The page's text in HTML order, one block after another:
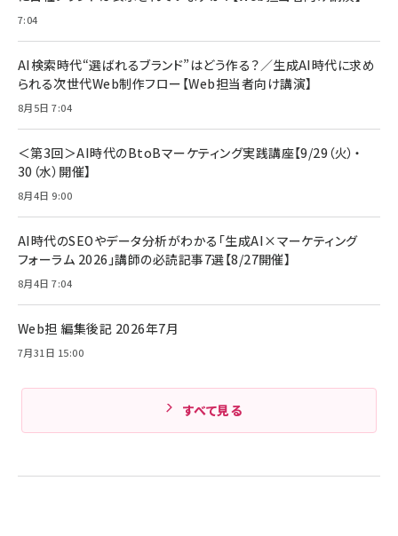
年後半、あなたの恋と運命／山田涼介]
￥880
Amazonランキングをもっと見る
【New】Amazon Fire TV Stick HD | 手軽にスト
レイヤー
￥6,980
Anker Soundcore P31i (Bluetooth 6.1) 【完
全ワイヤレスイヤホン/アクティブノイズキャンセリ
ング/マルチポイント接続 / 最大50時間再生 / PSE
Anker PowerLine III Flow USB-C & USB-C
ケーブル Anker絡まないケーブル 240W 結束バン
ド付き USB PD対応 シリコン素材採用 iPhone
17 / 16 / 15 / Galaxy iPad Pro MacBook
Amazonランキングをもっと見る
ケーブル Anker絡まないケーブル 240W 結束バン
17 / 16 / 15 / Galaxy iPad Pro MacBook
Pro/Air 各種対応 (1.8m ミッドナイトブラック)
￥1,890
キャンペーン】
￥4,857
7:04
AI検索時代“選ばれるブランド”はどう作る？／生成AI時代に求め
られる次世代Web制作フロー【Web担当者向け講演】
8月5日 7:04
＜第3回＞AI時代のBtoBマーケティング実践講座【9/29（火）・
30（水）開催】
8月4日 9:00
AI時代のSEOやデータ分析がわかる「生成AI×マーケティング
フォーラム 2026」講師の必読記事7選【8/27開催】
8月4日 7:04
Web担 編集後記 2026年7月
7月31日 15:00
すべて見る